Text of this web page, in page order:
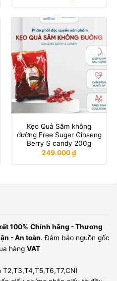
Kẹo Quả Sâm không
đường Free Suger Ginseng
Berry S candy 200g
249.000₫
100% Chính hãng - Thương
- An toàn. Đảm bảo nguồn gốc
hàng VAT
T2,T3,T4,T5,T6,T7,CN)